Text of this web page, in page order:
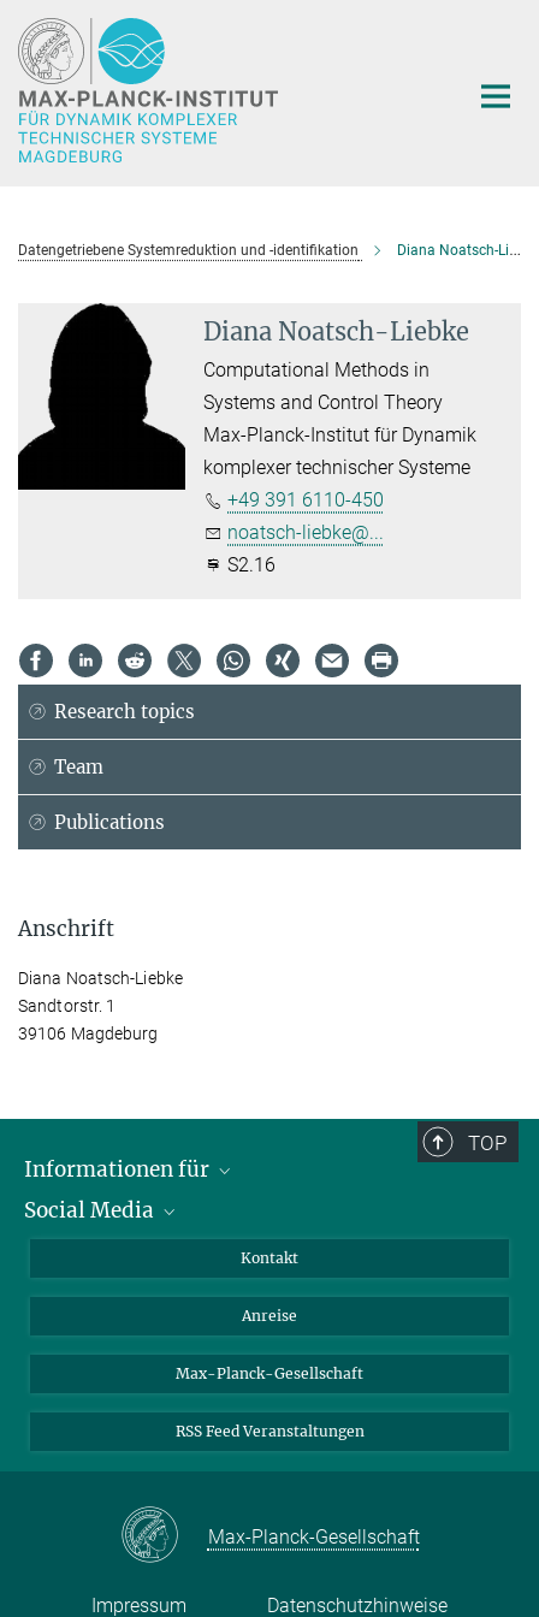
Hauptinhalt
Datengetriebene Systemreduktion und -identifikation Diana Noatsch-Liebke
Diana Noatsch-Liebke
Computational Methods in
Systems and Control Theory
Max-Planck-Institut für Dynamik
komplexer technischer Systeme
+49 391 6110-450
noatsch-liebke@...
S2.16
Research topics
Team
Publications
Anschrift
Diana Noatsch-Liebke
Sandtorstr. 1
39106 Magdeburg
TOP
Informationen für
Wissenschaftlerinnen und Wissenschaftler
Bewerberinnen und Bewerber
Medienvertreter
Schülerinnen und Schüler
Social Media
YouTube
Mastodon
Kontakt
Anreise
Max-Planck-Gesellschaft
RSS Feed Veranstaltungen
Max-Planck-Gesellschaft
Impressum Datenschutzhinweise